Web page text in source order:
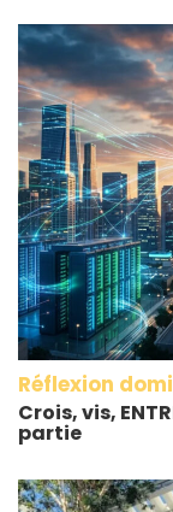
Réflexion
Crois, vis,
partie